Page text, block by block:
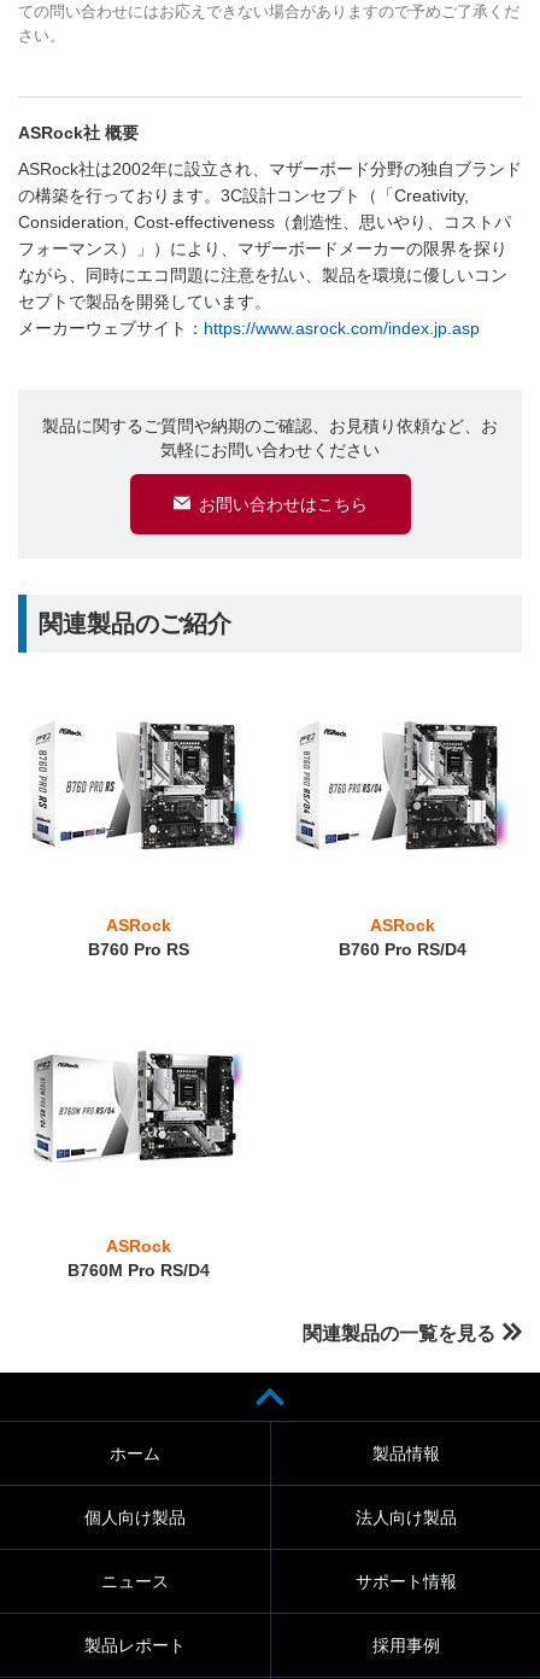
ての問い合わせにはお応えできない場合がありますので予めご了承くだ
さい。
ASRock社 概要
ASRock社は2002年に設立され、マザーボード分野の独自ブランド
の構築を行っております。3C設計コンセプト（「Creativity,
Consideration, Cost-effectiveness（創造性、思いやり、コストパ
フォーマンス）」）により、マザーボードメーカーの限界を探り
ながら、同時にエコ問題に注意を払い、製品を環境に優しいコン
セプトで製品を開発しています。
メーカーウェブサイト： https://www.asrock.com/index.jp.asp
製品に関するご質問や納期のご確認、お見積り依頼など、お
気軽にお問い合わせください
お問い合わせはこちら
関連製品のご紹介
ASRock
B760 Pro RS
ASRock
B760 Pro RS/D4
ASRock
B760M Pro RS/D4
関連製品の一覧を見る
ホーム 製品情報
個人向け製品 法人向け製品
ニュース サポート情報
製品レポート 採用事例